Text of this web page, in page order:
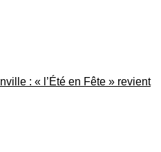
: « l’Été en Fête » revient